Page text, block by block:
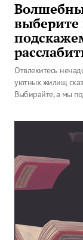
Отвлекитесь
уютных жилищ
Выбирайте, а мы